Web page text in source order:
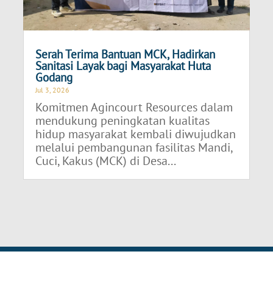
Serah Terima Bantuan MCK, Hadirkan
Sanitasi Layak bagi Masyarakat Huta
Godang
Jul 3, 2026
Komitmen Agincourt Resources dalam
mendukung peningkatan kualitas
hidup masyarakat kembali diwujudkan
melalui pembangunan fasilitas Mandi,
Cuci, Kakus (MCK) di Desa...